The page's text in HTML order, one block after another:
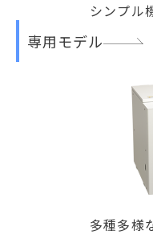
シンプル
専用モデル
多種多様